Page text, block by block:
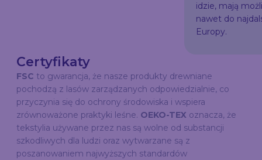
idzie, mają
nawet do
Europy.
Certyfikaty
FSC to gwarancja, że nasze produkty drewniane
pochodzą z lasów zarządzanych odpowiedzialnie, co
przyczynia się do ochrony środowiska i wspiera
zrównoważone praktyki leśne. OEKO-TEX oznacza, że
tekstylia używane przez nas są wolne od substancji
szkodliwych dla ludzi oraz wytwarzane są z
poszanowaniem najwyższych standardów